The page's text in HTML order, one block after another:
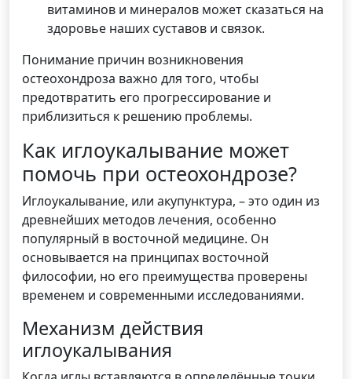
витаминов и минералов может сказаться на
здоровье наших суставов и связок.
Понимание причин возникновения
остеохондроза важно для того, чтобы
предотвратить его прогрессирование и
приблизиться к решению проблемы.
Как иглоукалывание может
помочь при остеохондрозе?
Иглоукалывание, или акупунктура, – это один из
древнейших методов лечения, особенно
популярный в восточной медицине. Он
основывается на принципах восточной
философии, но его преимущества проверены
временем и современными исследованиями.
Механизм действия
иглоукалывания